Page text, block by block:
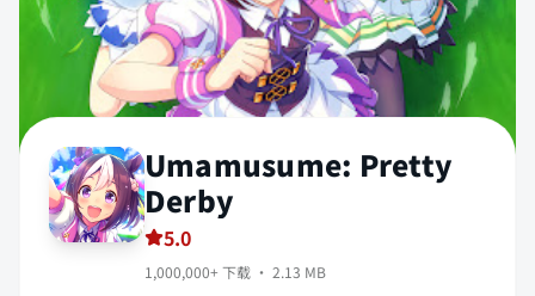
Umamusume: Pretty
Derby
5.0
1,000,000+ 下载 · 2.13 MB